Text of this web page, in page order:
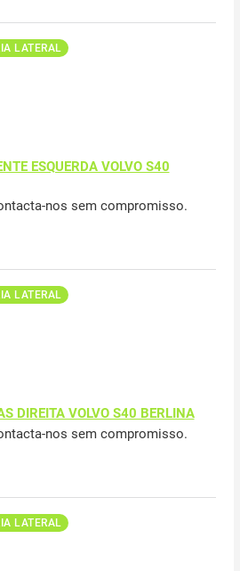
LATERAL
ESQUERDA VOLVO S40
nos sem compromisso.
LATERAL
DIREITA VOLVO S40 BERLINA
nos sem compromisso.
LATERAL